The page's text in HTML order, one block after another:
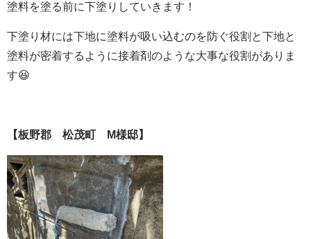
塗料を塗る前に下塗りしていきます！
下塗り材には下地に塗料が吸い込むのを防ぐ役割と下地と
塗料が密着するように接着剤のような大事な役割がありま
す😆
【板野郡 松茂町 M様邸】